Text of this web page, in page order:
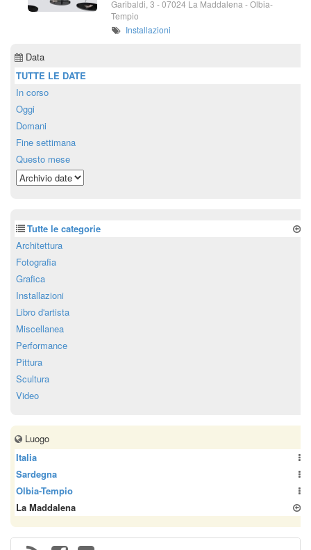
Garibaldi, 3 -07024 La Maddalena - Olbia-
Tempio
Installazioni
Data
TUTTE LE DATE
In corso
Oggi
Domani
Fine settimana
Questo mese
Tutte le categorie
Architettura
Fotografia
Grafica
Installazioni
Libro d'artista
Miscellanea
Performance
Pittura
Scultura
Video
Luogo
Italia
Sardegna
Olbia-Tempio
La Maddalena